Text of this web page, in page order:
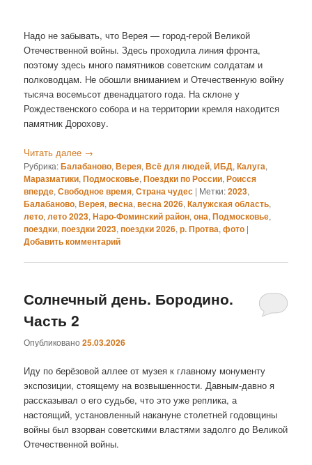
Надо не забывать, что Верея — город-герой Великой
Отечественной войны. Здесь проходила линия фронта,
поэтому здесь много памятников советским солдатам и
полководцам. Не обошли вниманием и Отечественную войну
тысяча восемьсот двенадцатого года. На склоне у
Рождественского собора и на территории кремля находится
памятник Дорохову.
Читать далее →
Рубрика:Балабаново,Верея,Всё для людей,ИБД,Калуга,
Маразматики,Подмосковье,Поездки по России,Роисся
вперде,Свободное время,Страна чудес | Метки:2023,
Балабаново,Верея,весна,весна 2026,Калужская область,
лето,лето 2023,Наро-Фоминский район,она,Подмосковье,
поездки,поездки 2023,поездки 2026,р. Протва,фото |
Добавить комментарий
Солнечный день. Бородино.
Часть 2
Опубликовано25.03.2026
Иду по берёзовой аллее от музея к главному монументу
экспозиции, стоящему на возвышенности. Давным-давно я
рассказывал о его судьбе, что это уже реплика, а
настоящий, установленный накануне столетней годовщины
войны был взорван советскими властями задолго до Великой
Отечественной войны.